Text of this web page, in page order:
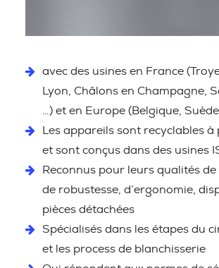
avec des usines en France
Lyon, Châlons en Champagne,
…) et en Europe (Belgique,
Les appareils sont recyclables à
et sont conçus dans des usines
Reconnus pour leurs qualités de
de robustesse, d’ergonomie,
pièces détachées
Spécialisés dans les étapes du
et les process de blanchisserie